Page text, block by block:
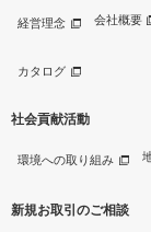
経営理念 会社概要
カタログ
社会貢献活動
環境への取り組み
新規お取引のご相談